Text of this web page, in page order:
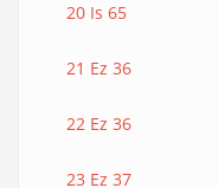
20 Is 65
21 Ez 36
22 Ez 36
23 Ez 37